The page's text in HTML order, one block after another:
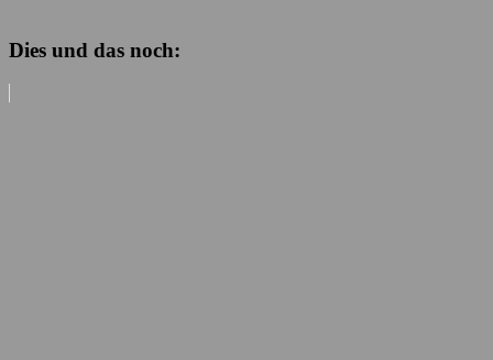
Dies und das noch: